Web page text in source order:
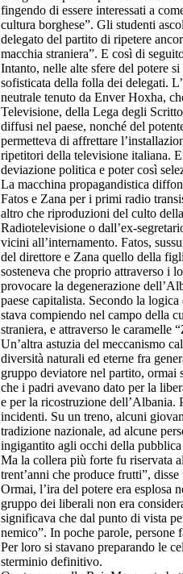
fingendo di essere interessati a
cultura borghese”. Gli studenti
delegato del partito di ripetere
macchia straniera”. E così di
Intanto, nelle alte sfere del potere
sofisticata della folla dei delegati.
neutrale tenuto da Enver Hoxha,
Televisione, della Lega degli
diffusi nel paese, nonché del
permetteva di affrettare
ripetitori della televisione italiana.
deviazione politica e poter così
La macchina propagandistica
Fatos e Zana per i primi radio
altro che riproduzioni del culto
Radiotelevisione o dall’ex-
vicini all’internamento. Fatos,
del direttore e Zana quello della
sosteneva che proprio attraverso i
provocare la degenerazione
paese capitalista. Secondo la
stava compiendo nel campo della
straniera, e attraverso le caramelle
Un’altra astuzia del meccanismo
diversità naturali ed eterne fra
gruppo deviatore nel partito, ormai
che i padri avevano dato per la
e per la ricostruzione dell’Albania.
incidenti. Su un treno, alcuni
tradizione nazionale, ad alcune
ingigantito agli occhi della
Ma la collera più forte fu riservata
trent’anni che produce frutti”,
Ormai, l’ira del potere era esplosa
gruppo dei liberali non era
significava che dal punto di vista
nemico”. In poche parole, persone
Per loro si stavano preparando le
sterminio definitivo.